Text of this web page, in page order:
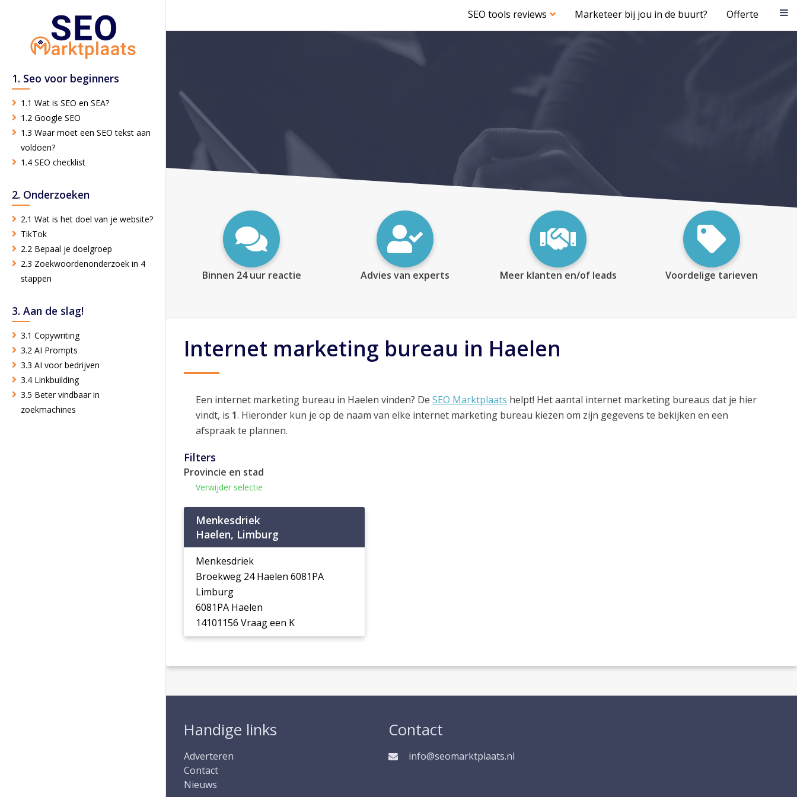
SEO tools reviews Marketeer bij jou in de buurt? Offerte
1. Seo voor beginners
1.1 Wat is SEO en SEA?
1.2 Google SEO
1.3 Waar moet een SEO tekst aan
voldoen?
1.4 SEO checklist
2. Onderzoeken
2.1 Wat is het doel van je website?
TikTok
2.2 Bepaal je doelgroep
2.3 Zoekwoordenonderzoek in 4
stappen
3. Aan de slag!
3.1 Copywriting
3.2 AI Prompts
3.3 AI voor bedrijven
3.4 Linkbuilding
3.5 Beter vindbaar in
zoekmachines
Binnen 24 uur reactie Advies van experts Meer klanten en/of leads Voordelige tarieven
Internet marketing bureau in Haelen
Een internet marketing bureau in Haelen vinden? De SEO Marktplaats helpt! Het aantal internet marketing bureaus dat je hier
vindt, is 1. Hieronder kun je op de naam van elke internet marketing bureau kiezen om zijn gegevens te bekijken en een
afspraak te plannen.
Filters
Provincie en stad
Verwijder selectie
Menkesdriek
Haelen, Limburg
Menkesdriek
Broekweg 24 Haelen 6081PA
Limburg
6081PA Haelen
14101156 Vraag een K
Handige links
Adverteren
Contact
Nieuws
Contact
info@seomarktplaats.nl